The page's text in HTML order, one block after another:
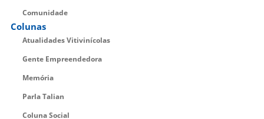
Comunidade
Colunas
Atualidades Vitivinícolas
Gente Empreendedora
Memória
Parla Talian
Coluna Social